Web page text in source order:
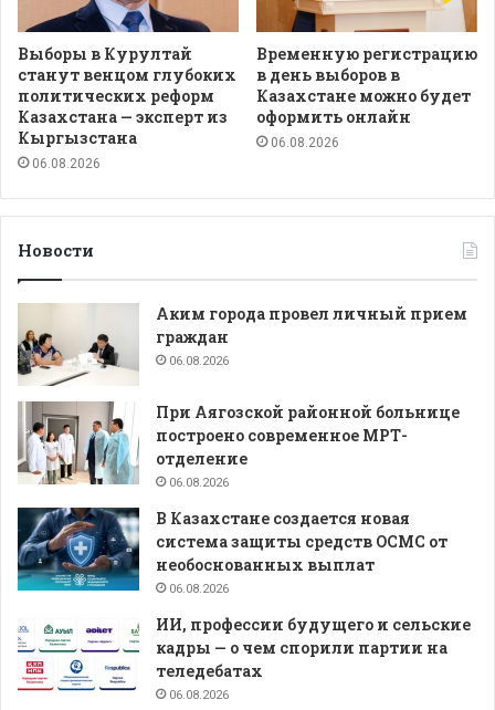
Выборы в Курултай
станут венцом глубоких
политических реформ
Казахстана — эксперт из
Кыргызстана
06.08.2026
Временную регистрацию
в день выборов в
Казахстане можно будет
оформить онлайн
06.08.2026
Новости
Аким города провел личный прием
граждан
06.08.2026
При Аягозской районной больнице
построено современное МРТ-
отделение
06.08.2026
В Казахстане создается новая
система защиты средств ОСМС от
необоснованных выплат
06.08.2026
ИИ, профессии будущего и сельские
кадры — о чем спорили партии на
теледебатах
06.08.2026